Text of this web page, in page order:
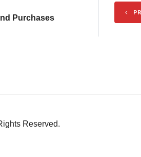
Purchases
Reserved.